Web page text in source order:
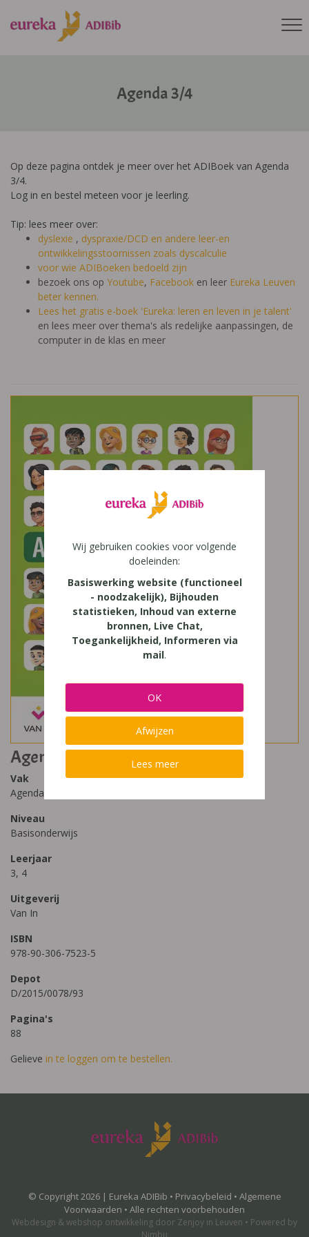
Agenda 3/4
Op deze pagina ontdek je meer over het ADIBoek van Agenda
3/4.
Log in en bestel meteen voor je leerling.
Tip: lees meer over:
dyslexie , dyspraxie/DCD en andere leer-en
ontwikkelingsstoornissen zoals dyscalculie
voor wie ADIBoeken bedoeld zijn
bezoek ons op Youtube, Facebook en leer Eureka Leuven
beter kennen.
Lees het gratis e-boek 'Eureka: leren en leven in je talent'
en lees meer over thema's als redelijke aanpassingen, de
computer in de klas en meer
Agenda 3/4
Vak
Agenda
Niveau
Basisonderwijs
Leerjaar
3, 4
Uitgeverij
Van In
ISBN
978-90-306-7523-5
Depot
D/2015/0078/93
Pagina's
88
Gelieve in te loggen om te bestellen.
© Copyright 2026 | Eureka ADIBib • Privacybeleid • Algemene
Voorwaarden • Alle rechten voorbehouden
Webdesign & webshop ontwikkeling door Zenjoy in Leuven • Powered by
Nimbu
Wij gebruiken cookies voor volgende
doeleinden:
Basiswerking website (functioneel
- noodzakelijk), Bijhouden
statistieken, Inhoud van externe
bronnen, Live Chat,
Toegankelijkheid, Informeren via
mail.
OK
Afwijzen
Lees meer